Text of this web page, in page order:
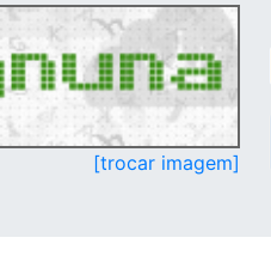
[trocar imagem]